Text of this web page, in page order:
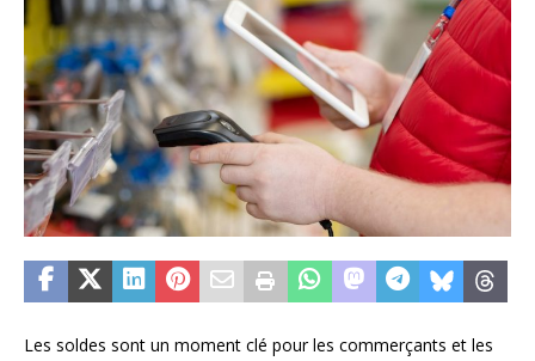
Les soldes sont un moment clé pour les commerçants et les